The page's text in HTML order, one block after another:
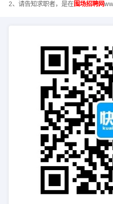
2、请告知求职者，是在围场招聘网